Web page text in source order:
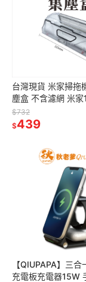
台灣現貨 米家掃拖
塵盒 不含濾網 米家
地機器人 1C 配件 耗
$732
$439
【QIUPAPA】三
充電板充電器15W